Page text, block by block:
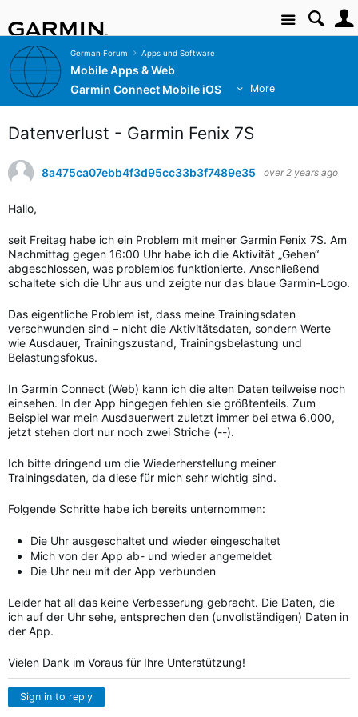
Site
German Forum Apps und Software
Mobile Apps & Web
Garmin Connect Mobile iOS
More
Datenverlust - Garmin Fenix 7S
8a475ca07ebb4f3d95cc33b3f7489e35 over 2 years ago
Hallo,
seit Freitag habe ich ein Problem mit meiner Garmin Fenix 7S. Am
Nachmittag gegen 16:00 Uhr habe ich die Aktivität „Gehen“
abgeschlossen, was problemlos funktionierte. Anschließend
schaltete sich die Uhr aus und zeigte nur das blaue Garmin-Logo.
Das eigentliche Problem ist, dass meine Trainingsdaten
verschwunden sind – nicht die Aktivitätsdaten, sondern Werte
wie Ausdauer, Trainingszustand, Trainingsbelastung und
Belastungsfokus.
In Garmin Connect (Web) kann ich die alten Daten teilweise noch
einsehen. In der App hingegen fehlen sie größtenteils. Zum
Beispiel war mein Ausdauerwert zuletzt immer bei etwa 6.000,
jetzt stehen dort nur noch zwei Striche (--).
Ich bitte dringend um die Wiederherstellung meiner
Trainingsdaten, da diese für mich sehr wichtig sind.
Folgende Schritte habe ich bereits unternommen:
Die Uhr ausgeschaltet und wieder eingeschaltet
Mich von der App ab- und wieder angemeldet
Die Uhr neu mit der App verbunden
Leider hat all das keine Verbesserung gebracht. Die Daten, die
ich auf der Uhr sehe, entsprechen den (unvollständigen) Daten in
der App.
Vielen Dank im Voraus für Ihre Unterstützung!
Sign in to reply